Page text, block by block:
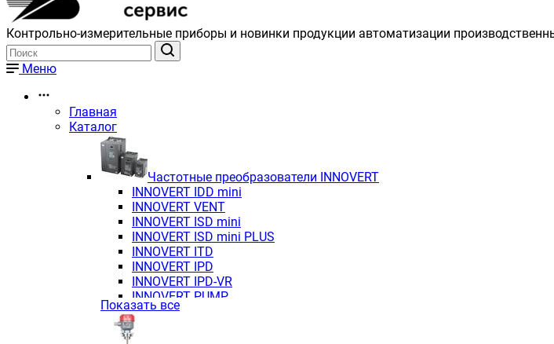
Контрольно-измерительные приборы и новинки продукции автоматизации
Меню
Главная
Каталог
Частотные преобразователи INNOVERT
INNOVERT IDD mini
INNOVERT VENT
INNOVERT ISD mini
INNOVERT ISD mini PLUS
INNOVERT ITD
INNOVERT IРD
INNOVERT IРD-VR
INNOVERT PUMP
Показать все